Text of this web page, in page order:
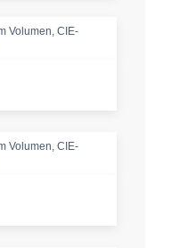
Volumen, CIE-
Volumen, CIE-